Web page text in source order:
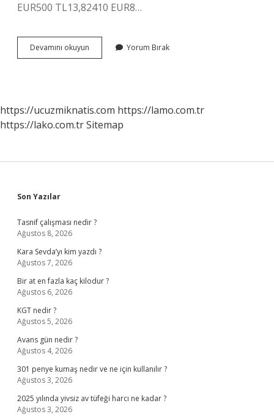
EUR500 TL13,82410 EUR8…
Devamını okuyun
Tl
Yorum Bırak
https://ucuzmiknatis.com https://lamo.com.tr
https://lako.com.trSitemap
Sidebar
Son Yazılar
Tasnif çalışması nedir ?
Ağustos 8, 2026
Kara Sevda’yı kim yazdı ?
Ağustos 7, 2026
Bir at en fazla kaç kilodur ?
Ağustos 6, 2026
KGT nedir ?
Ağustos 5, 2026
Avans gün nedir ?
Ağustos 4, 2026
301 penye kumaş nedir ve ne için kullanılır ?
Ağustos 3, 2026
2025 yılında yivsiz av tüfeği harcı ne kadar ?
Ağustos 3, 2026